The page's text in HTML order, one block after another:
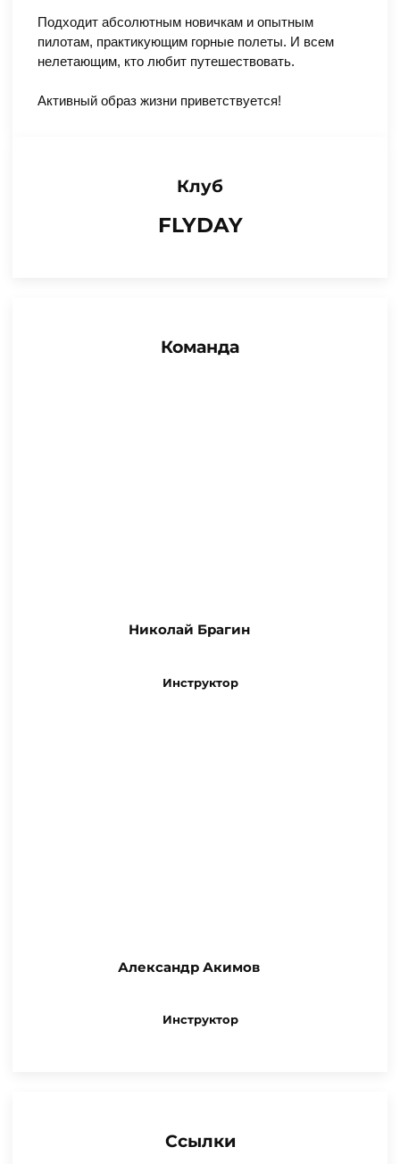
Подходит абсолютным новичкам и опытным
пилотам, практикующим горные полеты. И всем
нелетающим, кто любит путешествовать.
Активный образ жизни приветствуется!
Клуб
FLYDAY
Команда
Николай Брагин
Инструктор
Александр Акимов
Инструктор
Ссылки